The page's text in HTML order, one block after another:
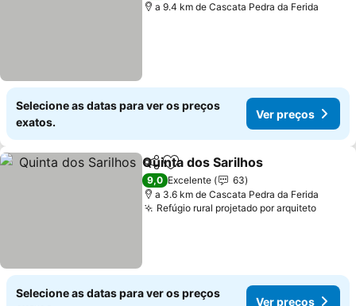
a 9.4 km de Cascata Pedra da Ferida
Selecione as datas para ver os preços
exatos.
Ver preços
PartilharAdicionar aos favoritos
Quinta dos Sarilhos
9,0 Excelente
63
a 3.6 km de Cascata Pedra da Ferida
Refúgio rural projetado por arquitetoVer
Selecione as datas para ver os preços
Ver preços